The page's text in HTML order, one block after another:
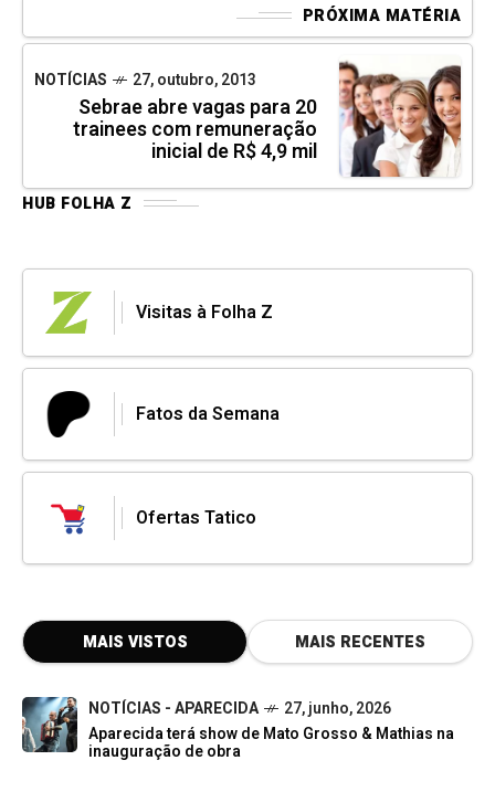
PRÓXIMA MATÉRIA
NOTÍCIAS 27, outubro, 2013
Sebrae abre vagas para 20
trainees com remuneração
inicial de R$ 4,9 mil
HUB FOLHA Z
Visitas à Folha Z
Fatos da Semana
Ofertas Tatico
MAIS VISTOS MAIS RECENTES
NOTÍCIAS - APARECIDA
27, junho, 2026
Aparecida terá show de Mato Grosso & Mathias na
inauguração de obra